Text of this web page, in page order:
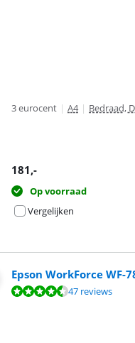
3 eurocent | A4 | Bedraad,
181,-
Op voorraad
Vergelijken
Epson WorkForce WF-
10, gebaseerd op 47 reviews.
47 reviews